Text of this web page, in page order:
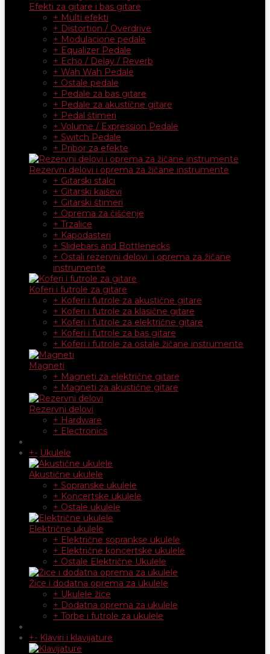
Efekti za gitare i bas gitare
+ Multi efekti
+ Distortion / Overdrive
+ Modulacione pedale
+ Equalizer Pedale
+ Echo / Delay / Reverb
+ Wah Wah Pedale
+ Ostale pedale
+ Pedale za bas gitare
+ Pedale za akustične gitare
+ Pedal štimeri
+ Volume / Expression Pedale
+ Switch Pedale
+ Pribor za efekte
Rezervni delovi i oprema za žičane instrumente
+ Gitarski stalci
+ Gitarski kaiševi
+ Gitarski štimeri
+ Oprema za čišćenje
+ Trzalice
+ Kapodasteri
+ Slidebars and Bottlenecks
+ Ostali rezervni delovi i oprema za žičane
instrumente
Koferi i futrole za gitare
+ Koferi i futrole za akustične gitare
+ Koferi i futrole za klasične gitare
+ Koferi i futrole za električne gitare
+ Koferi i futrole za bas gitare
+ Koferi i futrole za ostale žičane instrumente
Magneti
+ Magneti za električne gitare
+ Magneti za akustične gitare
Rezervni delovi
+ Hardware
+ Electronics
+- Ukulele
Akustične ukulele
+ Sopranske ukulele
+ Koncertske ukulele
+ Ostale ukulele
Električne ukulele
+ Električne soprankse ukulele
+ Električne koncertske ukulele
+ Ostale Električne Ukulele
Žice i dodatna oprema za ukulele
+ Ukulele žice
+ Dodatna oprema za ukulele
+ Torbe i futrole za ukulele
+- Klaviri i klavijature